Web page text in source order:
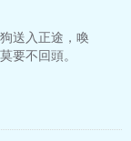
送入正途，喚
要不回頭。
創作的青春都